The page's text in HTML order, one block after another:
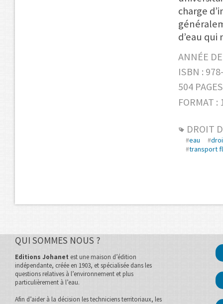
charge
d’eau
ANNÉE
ISBN :
504 PAGES
FORMAT :
DROIT
#eau #
#transport
QUI SOMMES NOUS ?
Editions Johanet est une maison d’édition
indépendante, créée en 1903, et spécialisée dans les
questions relatives à l’environnement et plus
particulièrement à l’eau.
Afin d’aider à la décision les techniciens territoriaux, les